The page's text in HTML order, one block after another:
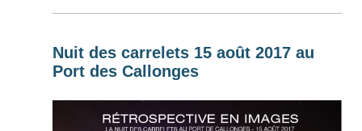
Nuit des carrelets 15 août 2017 au
Port des Callonges